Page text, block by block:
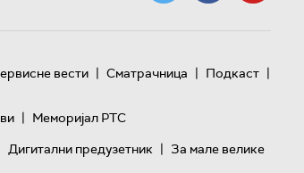
вести | Сматрачница | Подкаст |
| Меморијал РТС
Дигитални предузетник | За мале велике